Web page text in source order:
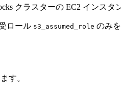
クラスターの EC2 インス
ロール s3_assumed_role のみ
す。